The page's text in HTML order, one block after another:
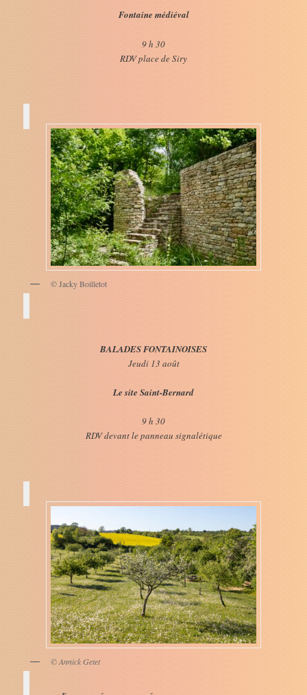
Fontaine médiéval
9 h 30
RDV place de Siry
© Jacky Boilletot
BALADES FONTAINOISES
Jeudi 13 août
Le site Saint-Bernard
9 h 30
RDV devant le panneau signalétique
© Annick Getet